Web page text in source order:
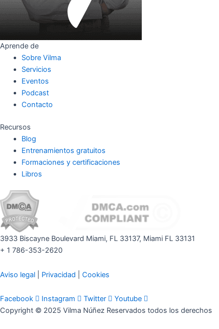
Aprende de
Sobre Vilma
Servicios
Eventos
Podcast
Contacto
Recursos
Blog
Entrenamientos gratuitos
Formaciones y certificaciones
Libros
3933 Biscayne Boulevard Miami, FL 33137, Miami FL 33131
+ 1 786-353-2620
Aviso legal Privacidad Cookies
Facebook Instagram Twitter
Youtube
Copyright © 2025 Vilma Núñez Reservados todos los derechos